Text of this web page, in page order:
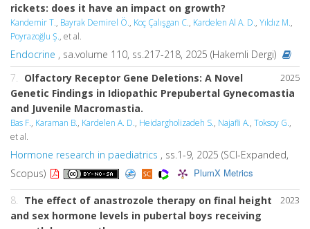
rickets: does it have an impact on growth?
Kandemir T., Bayrak Demirel Ö., Koç Çalışgan C., Kardelen Al A. D., Yıldız M.,
Poyrazoğlu Ş., et al.
Endocrine , sa.volume 110, ss.217-218, 2025 (Hakemli Dergi)
2025
7.
Olfactory Receptor Gene Deletions: A Novel
Genetic Findings in Idiopathic Prepubertal Gynecomastia
and Juvenile Macromastia.
Bas F., Karaman B., Kardelen A. D., Heidargholizadeh S., Najafli A., Toksoy G.,
et al.
Hormone research in paediatrics , ss.1-9, 2025 (SCI-Expanded,
Scopus)
PlumX Metrics
2023
8.
The effect of anastrozole therapy on final height
and sex hormone levels in pubertal boys receiving